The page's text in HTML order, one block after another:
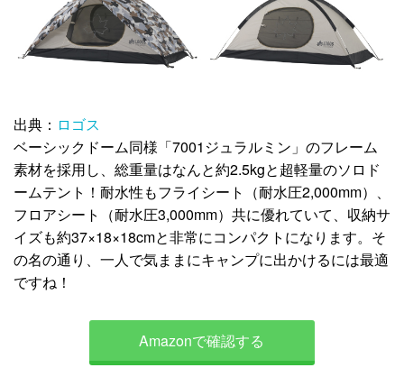
出典： ロゴス
ベーシックドーム同様「7001ジュラルミン」のフレーム
素材を採用し、総重量はなんと約2.5kgと超軽量のソロド
ームテント！耐水性もフライシート（耐水圧2,000mm）、
フロアシート（耐水圧3,000mm）共に優れていて、収納サ
イズも約37×18×18cmと非常にコンパクトになります。そ
の名の通り、一人で気ままにキャンプに出かけるには最適
ですね！
Amazonで確認する